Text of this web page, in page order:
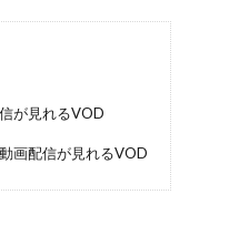
が見れるVOD
画配信が見れるVOD